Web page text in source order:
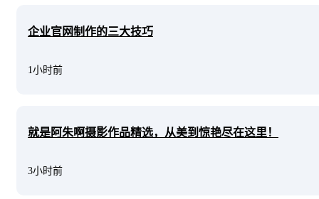
企业官网制作的三大技巧
1小时前
就是阿朱啊摄影作品精选，从美到惊艳尽在这里！
3小时前